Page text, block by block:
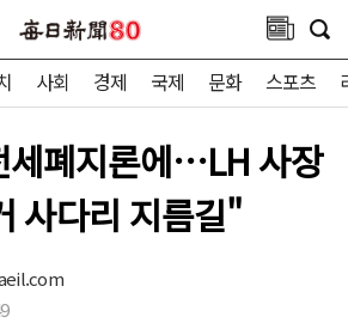
사회 경제 국제 문화 스포츠
세폐지론에…LH 사장
사다리 지름길"